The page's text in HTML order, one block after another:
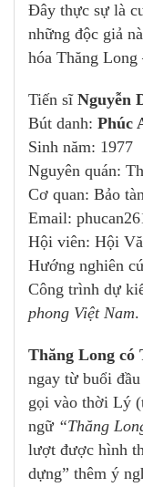
Đây thực sự là
những độc giả
hóa Thăng
Tiến sĩ Nguyễn
Bút danh: Phúc
Sinh năm: 1977
Nguyên quán:
Cơ quan: Bảo
Email:
Hội viên: Hội
Hướng nghiên
Công trình dự
phong Việt Nam.
Thăng Long có
ngay từ buổi
gọi vào thời Lý
ngữ “Thăng
lượt được hình
dựng” thêm ý